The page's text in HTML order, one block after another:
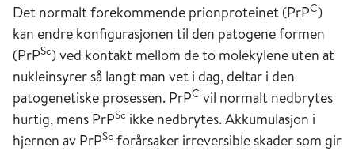
Det normalt forekommende prionproteinet (PrPC)
kan endre konfigurasjonen til den patogene formen
(PrPSc) ved kontakt mellom de to molekylene uten at
nukleinsyrer så langt man vet i dag, deltar i den
patogenetiske prosessen. PrPC vil normalt nedbrytes
hurtig, mens PrPSc ikke nedbrytes. Akkumulasjon i
hjernen av PrPSc forårsaker irreversible skader som gir